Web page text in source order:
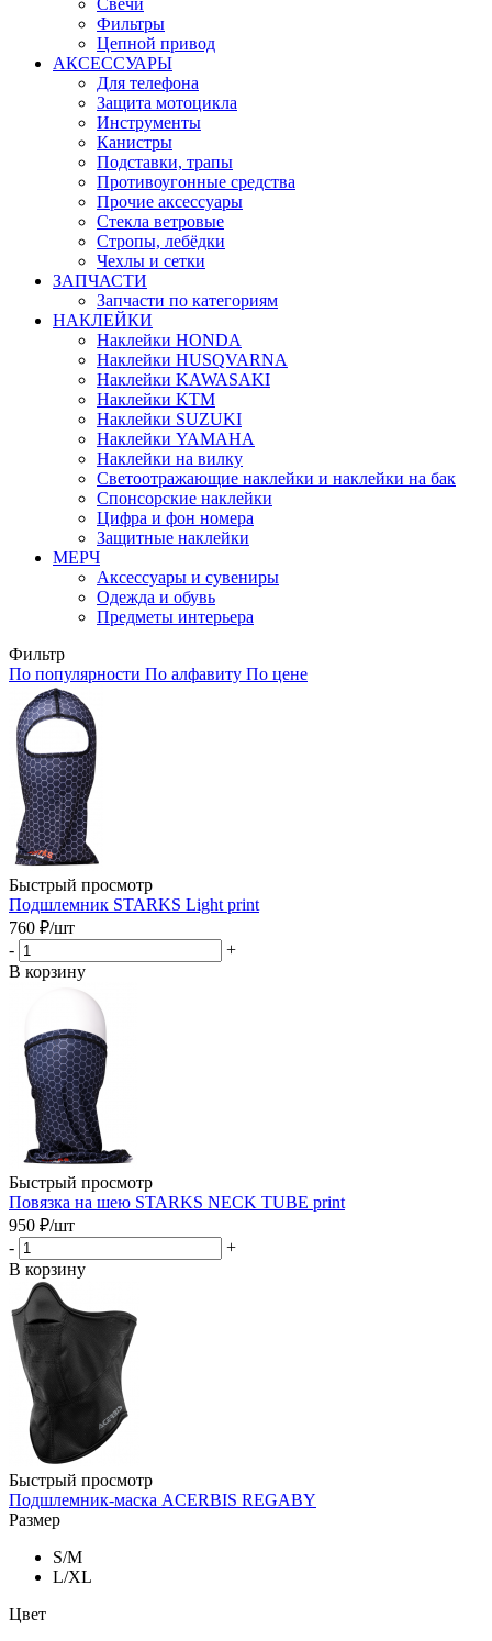
Свечи
Фильтры
Цепной привод
АКСЕССУАРЫ
Для телефона
Защита мотоцикла
Инструменты
Канистры
Подставки, трапы
Противоугонные средства
Прочие аксессуары
Стекла ветровые
Стропы, лебёдки
Чехлы и сетки
ЗАПЧАСТИ
Запчасти по категориям
НАКЛЕЙКИ
Наклейки HONDA
Наклейки HUSQVARNA
Наклейки KAWASAKI
Наклейки KTM
Наклейки SUZUKI
Наклейки YAMAHA
Наклейки на вилку
Светоотражающие наклейки и наклейки на бак
Спонсорские наклейки
Цифра и фон номера
Защитные наклейки
МЕРЧ
Аксессуары и сувениры
Одежда и обувь
Предметы интерьера
Фильтр
По популярности По алфавиту По цене
Быстрый просмотр
Подшлемник STARKS Light print
760 ₽/шт
-
+
В корзину
Быстрый просмотр
Повязка на шею STARKS NECK TUBE print
950 ₽/шт
-
+
В корзину
Быстрый просмотр
Подшлемник-маска ACERBIS REGABY
Размер
S/M
L/XL
Цвет